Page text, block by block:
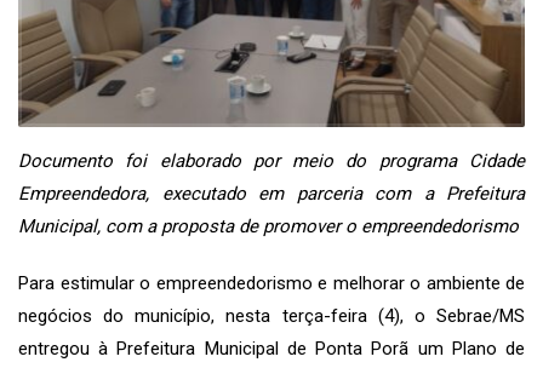
Documento foi elaborado por meio do programa Cidade
Empreendedora, executado em parceria com a Prefeitura
Municipal, com a proposta de promover o empreendedorismo
Para estimular o empreendedorismo e melhorar o ambiente de
negócios do município, nesta terça-feira (4), o Sebrae/MS
entregou à Prefeitura Municipal de Ponta Porã um Plano de